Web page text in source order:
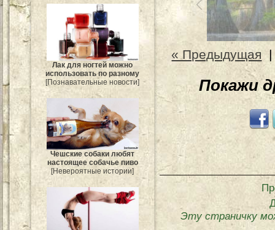
Лак для ногтей можно
использовать по разному
[Познавательные новости]
Чешские собаки любят
настоящее собачье пиво
[Невероятные истории]
« Предыдущая
Покажи
Эту страничку